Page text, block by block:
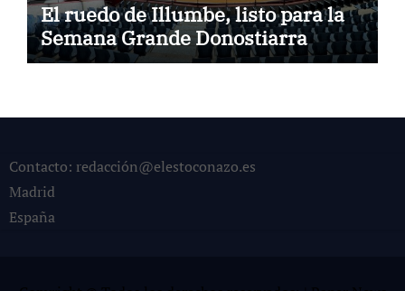
El ruedo de Illumbe, listo para la
Semana Grande Donostiarra
Contacto: redacción@elestoconazo.es
Madrid
España